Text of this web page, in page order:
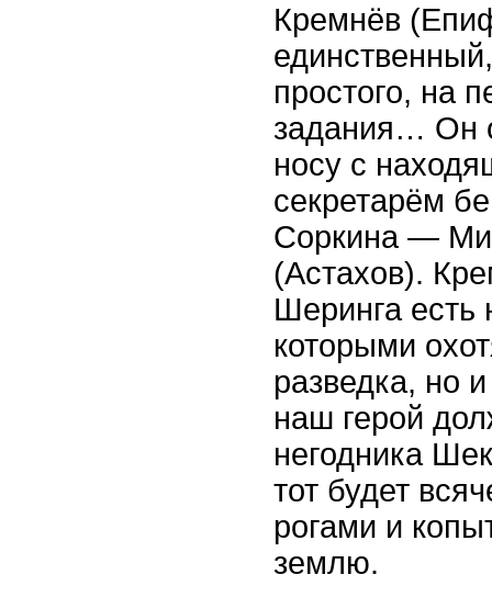
Кремнёв
простого, на
задания… Он
носу с
секретарём
Соркина —
(Астахов).
Шеринга есть
которыми
разведка, но
наш герой
негодника
тот будет
рогами и
землю.